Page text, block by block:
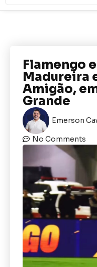
Flamengo
Madureira
Amigão,
Grande
Emerson
No Comments